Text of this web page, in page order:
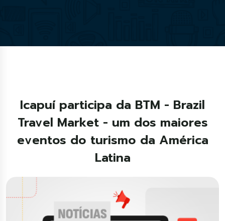
Icapuí participa da BTM - Brazil
Travel Market - um dos maiores
eventos do turismo da América
Latina